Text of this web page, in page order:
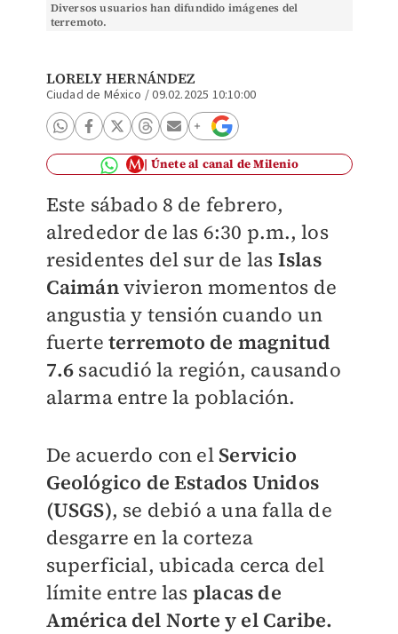
Diversos usuarios han difundido imágenes del
terremoto.
LORELY HERNÁNDEZ
Ciudad de México /09.02.2025 10:10:00
Únete al canal de Milenio
Este sábado 8 de febrero,
alrededor de las 6:30 p.m., los
residentes del sur de las Islas
Caimánvivieron momentos de
angustia y tensión cuando un
fuerte terremoto de magnitud
7.6 sacudió la región, causando
alarma entre la población.
De acuerdo con el Servicio
Geológico de Estados Unidos
(USGS), se debió a una falla de
desgarre en la corteza
superficial, ubicada cerca del
límite entre las placas de
América del Norte y el Caribe.